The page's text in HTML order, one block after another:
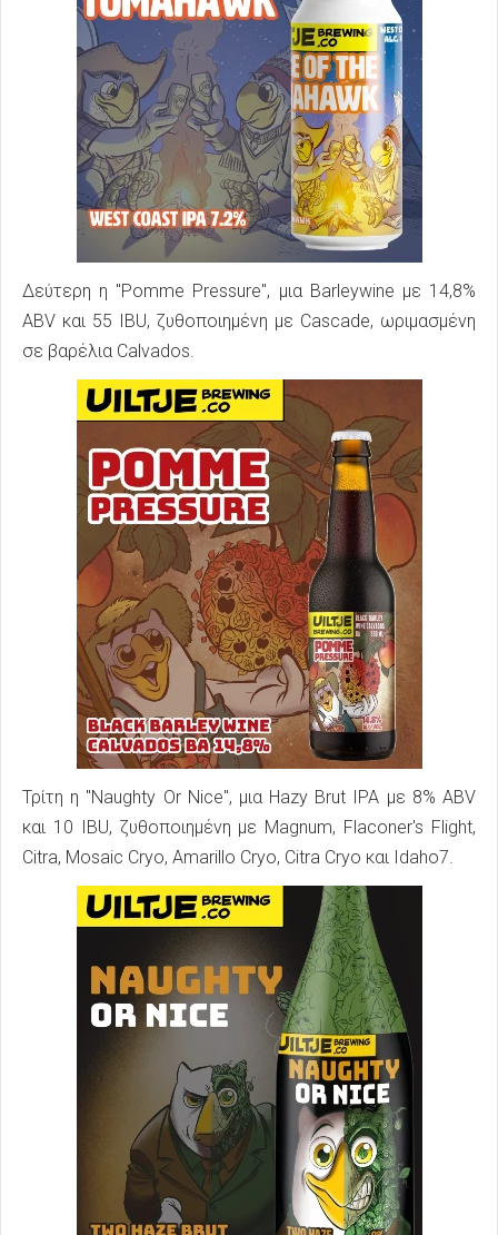
Δεύτερη η "Pomme Pressure", μια Barleywine με 14,8%
ABV και 55 IBU, ζυθοποιημένη με Cascade, ωριμασμένη
σε βαρέλια Calvados.
Τρίτη η "Naughty Or Nice", μια Hazy Brut IPA με 8% ABV
και 10 IBU, ζυθοποιημένη με Magnum, Flaconer's Flight,
Citra, Mosaic Cryo, Amarillo Cryo, Citra Cryo και Idaho7.